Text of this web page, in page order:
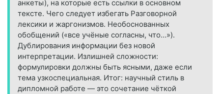
анкеты), на которые есть ссылки в основном
тексте. Чего следует избегать Разговорной
лексики и жаргонизмов. Необоснованных
обобщений («все учёные согласны, что…»).
Дублирования информации без новой
интерпретации. Излишней сложности:
формулировки должны быть ясными, даже если
тема узкоспециальная. Итог: научный стиль в
дипломной работе — это сочетание чёткой